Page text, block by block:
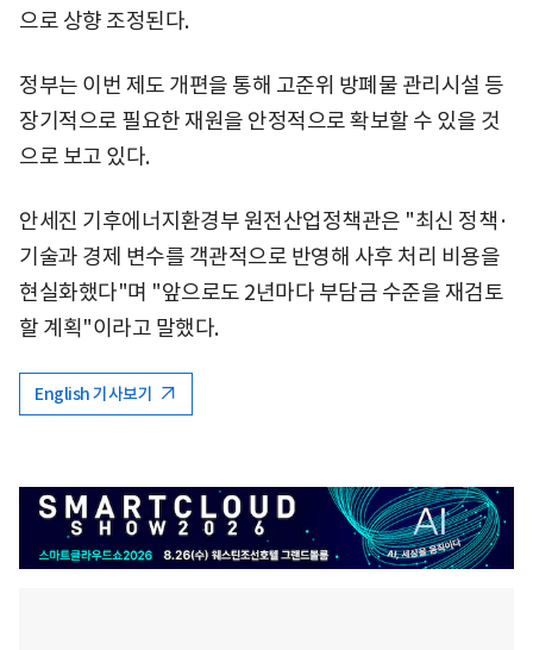
으로 상향 조정된다.
정부는 이번 제도 개편을 통해 고준위 방폐물 관리시설 등
장기적으로 필요한 재원을 안정적으로 확보할 수 있을 것
으로 보고 있다.
안세진 기후에너지환경부 원전산업정책관은 "최신 정책·
기술과 경제 변수를 객관적으로 반영해 사후 처리 비용을
현실화했다"며 "앞으로도 2년마다 부담금 수준을 재검토
할 계획"이라고 말했다.
English 기사보기